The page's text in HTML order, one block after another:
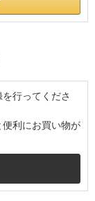
行ってくださ
利にお買い物が